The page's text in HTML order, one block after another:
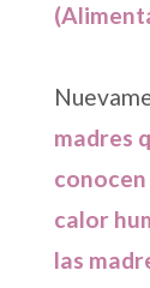
madres
calor
las